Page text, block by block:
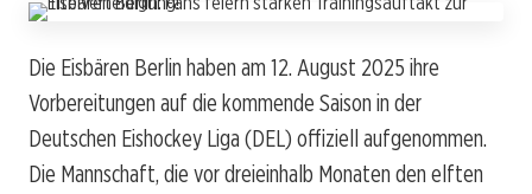
Die Eisbären Berlin haben am 12. August 2025 ihre
Vorbereitungen auf die kommende Saison in der
Deutschen Eishockey Liga (DEL) offiziell aufgenommen.
Die Mannschaft, die vor dreieinhalb Monaten den elften